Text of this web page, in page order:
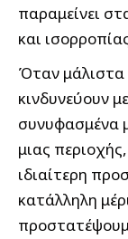
παραμείνει
και
Όταν μάλιστα
κινδυνεύουν
συνυφασμένα
μιας
ιδιαίτερη
κατάλληλη